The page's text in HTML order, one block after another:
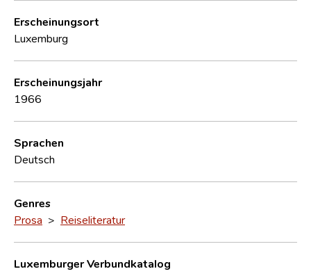
Erscheinungsort
Luxemburg
Erscheinungsjahr
1966
Sprachen
Deutsch
Genres
Prosa > Reiseliteratur
Luxemburger Verbundkatalog